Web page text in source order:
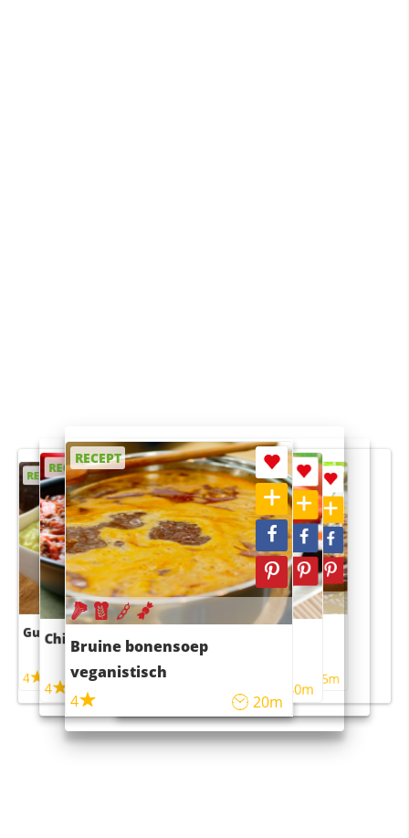
RECEPT
Guacamole
4
RECEPT
Chili con carne
4 45m
RECEPT
Bruine bonensoep
veganistisch
4
20m
RECEPT
Sushi rijstsalade
maaltijdsalade
40m
RECEPT
4 55m